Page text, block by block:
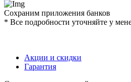
Сохраним приложения банков
* Все подробности уточняйте у
Акции и скидки
Гарантия